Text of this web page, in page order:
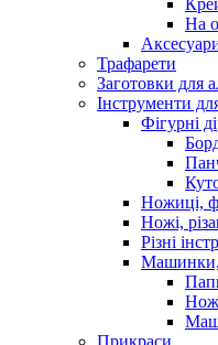
На
Трафарети
Заготовки для
Інструменти
Фігурні
Ножиці,
Ножі,
Різні
Машинки,
Прикраси